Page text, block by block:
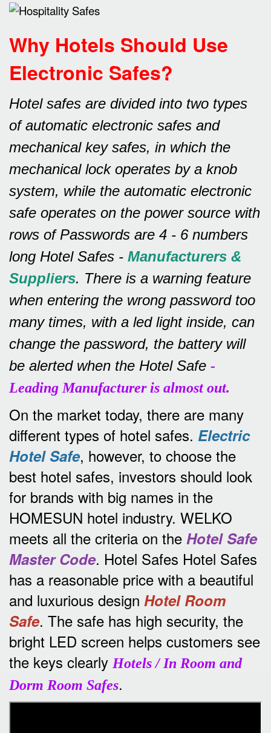
Why Hotels Should Use
Electronic Safes?
Hotel safes are divided into two types
of automatic electronic safes and
mechanical key safes, in which the
mechanical lock operates by a knob
system, while the automatic electronic
safe operates on the power source with
rows of Passwords are 4 - 6 numbers
long Hotel Safes - Manufacturers &
Suppliers. There is a warning feature
when entering the wrong password too
many times, with a led light inside, can
change the password, the battery will
be alerted when the Hotel Safe -
Leading Manufacturer is almost out.
On the market today, there are many
different types of hotel safes. Electric
Hotel Safe, however, to choose the
best hotel safes, investors should look
for brands with big names in the
HOMESUN hotel industry. WELKO
meets all the criteria on the Hotel Safe
Master Code. Hotel Safes Hotel Safes
has a reasonable price with a beautiful
and luxurious design Hotel Room
Safe. The safe has high security, the
bright LED screen helps customers see
the keys clearly Hotels / In Room and
Dorm Room Safes.